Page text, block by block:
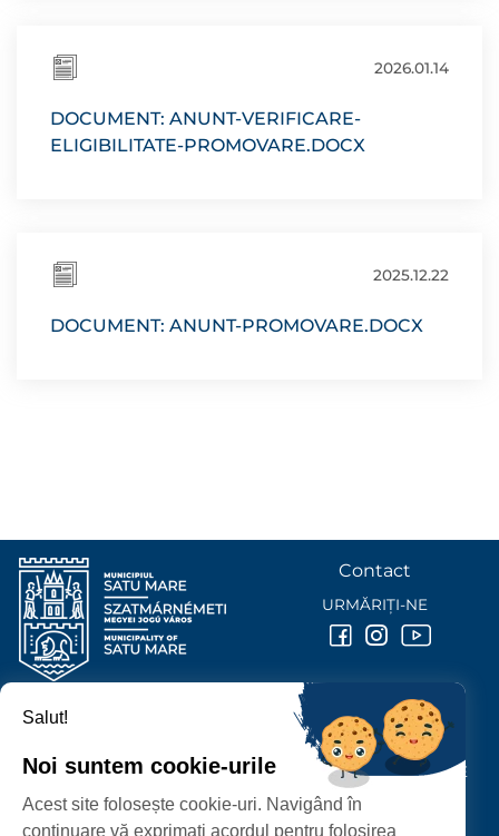
2026.01.14
DOCUMENT: ANUNT-VERIFICARE-
ELIGIBILITATE-PROMOVARE.DOCX
2025.12.22
DOCUMENT: ANUNT-PROMOVARE.DOCX
PROTECȚIA DATELOR PERSONALE
PRIMĂRIA MUNICIPIULUI
P-ȚA 25 OCTOMBRIE, NR. 1 CORP M, 440026 SATU MARE
Contact
URMĂRIȚI-NE
Salut!
Noi suntem cookie-urile
Acest site folosește cookie-uri. Navigând în
continuare vă exprimați acordul pentru folosirea